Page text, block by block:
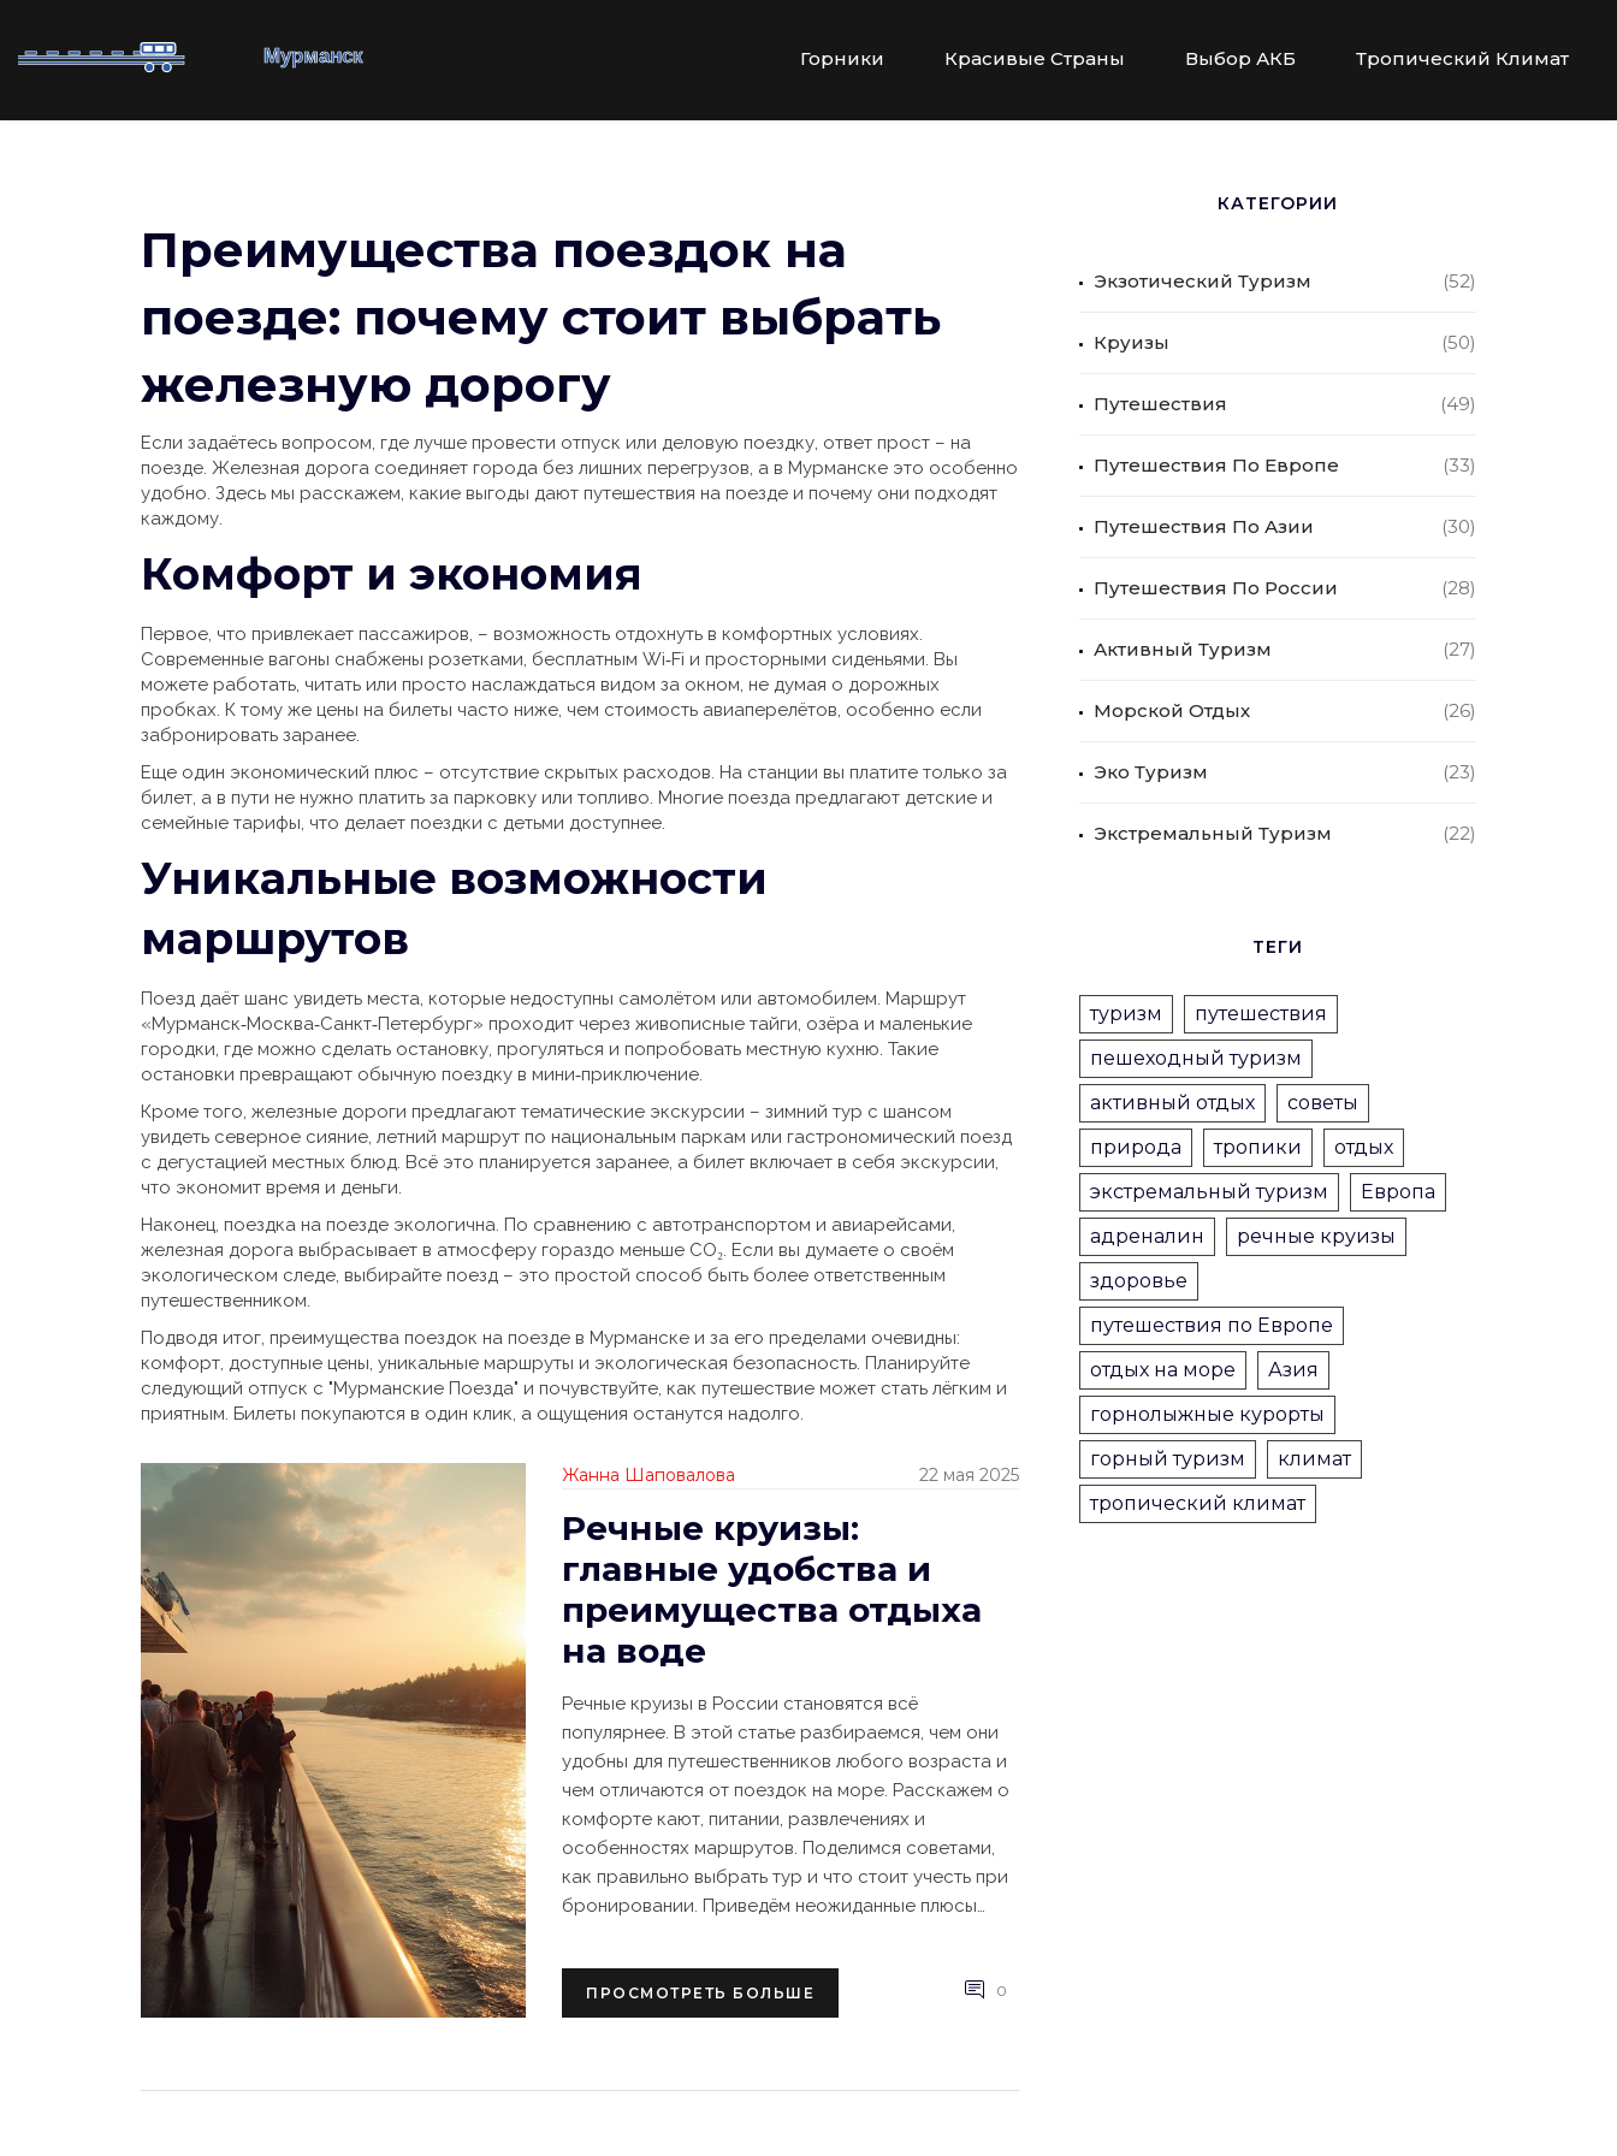
Горники Красивые Страны Выбор АКБ Тропический Климат
Преимущества поездок на
поезде: почему стоит выбрать
железную дорогу
Если задаётесь вопросом, где лучше провести отпуск или деловую поездку, ответ прост – на
поезде. Железная дорога соединяет города без лишних перегрузов, а в Мурманске это особенно
удобно. Здесь мы расскажем, какие выгоды дают путешествия на поезде и почему они подходят
каждому.
Комфорт и экономия
Первое, что привлекает пассажиров, – возможность отдохнуть в комфортных условиях.
Современные вагоны снабжены розетками, бесплатным Wi‑Fi и просторными сиденьями. Вы
можете работать, читать или просто наслаждаться видом за окном, не думая о дорожных
пробках. К тому же цены на билеты часто ниже, чем стоимость авиаперелётов, особенно если
забронировать заранее.
Еще один экономический плюс – отсутствие скрытых расходов. На станции вы платите только за
билет, а в пути не нужно платить за парковку или топливо. Многие поезда предлагают детские и
семейные тарифы, что делает поездки с детьми доступнее.
Уникальные возможности
маршрутов
Поезд даёт шанс увидеть места, которые недоступны самолётом или автомобилем. Маршрут
«Мурманск‑Москва‑Санкт‑Петербург» проходит через живописные тайги, озёра и маленькие
городки, где можно сделать остановку, прогуляться и попробовать местную кухню. Такие
остановки превращают обычную поездку в мини‑приключение.
Кроме того, железные дороги предлагают тематические экскурсии – зимний тур с шансом
увидеть северное сияние, летний маршрут по национальным паркам или гастрономический поезд
с дегустацией местных блюд. Всё это планируется заранее, а билет включает в себя экскурсии,
что экономит время и деньги.
Наконец, поездка на поезде экологична. По сравнению с автотранспортом и авиарейсами,
железная дорога выбрасывает в атмосферу гораздо меньше CO₂. Если вы думаете о своём
экологическом следе, выбирайте поезд – это простой способ быть более ответственным
путешественником.
Подводя итог, преимущества поездок на поезде в Мурманске и за его пределами очевидны:
комфорт, доступные цены, уникальные маршруты и экологическая безопасность. Планируйте
следующий отпуск с "Мурманские Поезда" и почувствуйте, как путешествие может стать лёгким и
приятным. Билеты покупаются в один клик, а ощущения останутся надолго.
Жанна Шаповалова 22 мая 2025
Речные круизы:
главные удобства и
преимущества отдыха
на воде
Речные круизы в России становятся всё
популярнее. В этой статье разбираемся, чем они
удобны для путешественников любого возраста и
чем отличаются от поездок на море. Расскажем о
комфорте кают, питании, развлечениях и
особенностях маршрутов. Поделимся советами,
как правильно выбрать тур и что стоит учесть при
бронировании. Приведём неожиданные плюсы
кадром.
ПРОСМОТРЕТЬ БОЛЬШЕ 0
КАТЕГОРИИ
Экзотический Туризм (52)
Круизы (50)
Путешествия (49)
Путешествия По Европе (33)
Путешествия По Азии (30)
Путешествия По России (28)
Активный Туризм (27)
Морской Отдых (26)
Эко Туризм (23)
Экстремальный Туризм (22)
ТЕГИ
туризм
путешествия
пешеходный туризм
активный отдых
советы
природа
тропики
отдых
экстремальный туризм
Европа
адреналин
речные круизы
здоровье
путешествия по Европе
отдых на море
Азия
горнолыжные курорты
горный туризм
климат
тропический климат